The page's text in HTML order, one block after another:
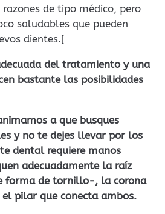
de tipo médico, pero
saludables que pueden
dientes.[
del tratamiento y una
bastante las posibilidades
a que busques
y no te dejes llevar por los
dental requiere manos
adecuadamente la raíz
forma de tornillo-, la corona
pilar que conecta ambos.